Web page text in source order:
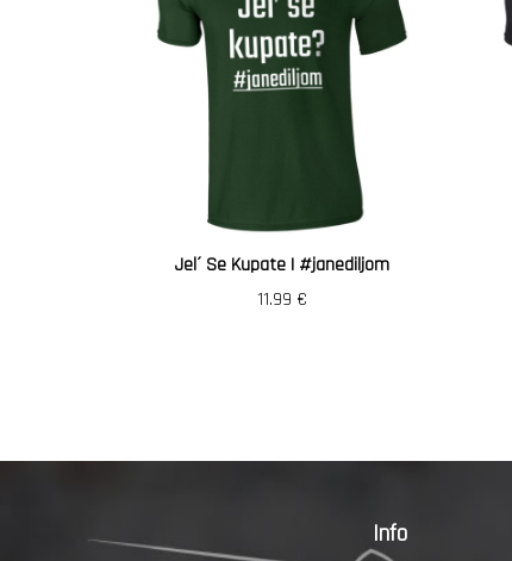
Jel´ Se Kupate | #janediljom
11.99 €
Info